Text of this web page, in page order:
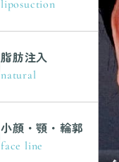
liposuction
脂肪注入
natural
小顔・顎・輪郭
face line